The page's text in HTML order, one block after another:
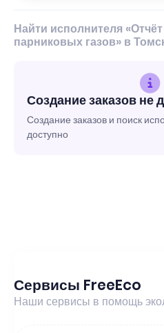
Найти исполнителя
парниковых газов» в
Создание заказов не
Создание заказов и поиск
доступно
Сервисы FreeEco
Наши сервисы в помощь